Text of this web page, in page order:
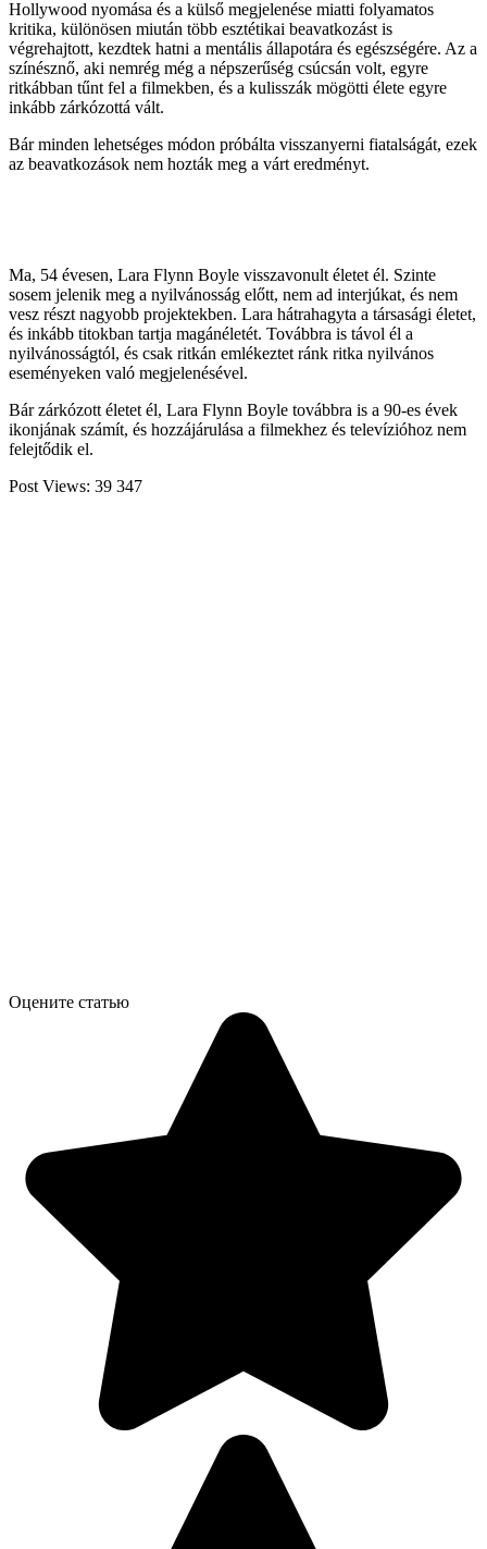
Hollywood nyomása és a külső megjelenése miatti folyamatos
kritika, különösen miután több esztétikai beavatkozást is
végrehajtott, kezdtek hatni a mentális állapotára és egészségére. Az a
színésznő, aki nemrég még a népszerűség csúcsán volt, egyre
ritkábban tűnt fel a filmekben, és a kulisszák mögötti élete egyre
inkább zárkózottá vált.
Bár minden lehetséges módon próbálta visszanyerni fiatalságát, ezek
az beavatkozások nem hozták meg a várt eredményt.
Ma, 54 évesen, Lara Flynn Boyle visszavonult életet él. Szinte
sosem jelenik meg a nyilvánosság előtt, nem ad interjúkat, és nem
vesz részt nagyobb projektekben. Lara hátrahagyta a társasági életet,
és inkább titokban tartja magánéletét. Továbbra is távol él a
nyilvánosságtól, és csak ritkán emlékeztet ránk ritka nyilvános
eseményeken való megjelenésével.
Bár zárkózott életet él, Lara Flynn Boyle továbbra is a 90-es évek
ikonjának számít, és hozzájárulása a filmekhez és televízióhoz nem
felejtődik el.
Post Views: 39 347
Оцените статью